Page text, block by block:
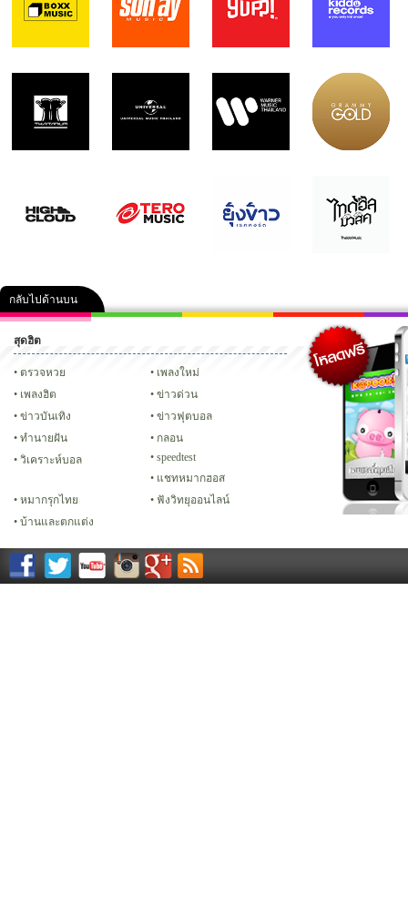
กลับไปด้านบน
คลิป ภาพ ปฏิทิน 2556 เฟซบุ๊ก ทวิ
Glitter
สุดฮิต
ตรวจหวย
เพลงใหม่
เพลงฮิต
ข่าวด่วน
ข่าวบันเทิง
ข่าวฟุตบอล
ทํานายฝัน
กลอน
วิเคราะห์บอล
speedtest
แชทหมากฮอส
หมากรุกไทย
ฟังวิทยุออนไลน์
บ้านและตกแต่ง